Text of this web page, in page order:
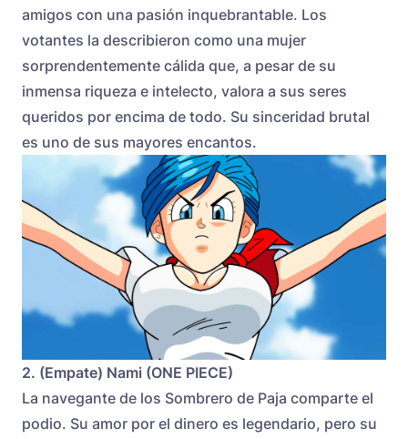
amigos con una pasión inquebrantable. Los
votantes la describieron como una mujer
sorprendentemente cálida que, a pesar de su
inmensa riqueza e intelecto, valora a sus seres
queridos por encima de todo. Su sinceridad brutal
es uno de sus mayores encantos.
2. (Empate) Nami (ONE PIECE)
La navegante de los Sombrero de Paja comparte el
podio. Su amor por el dinero es legendario, pero su